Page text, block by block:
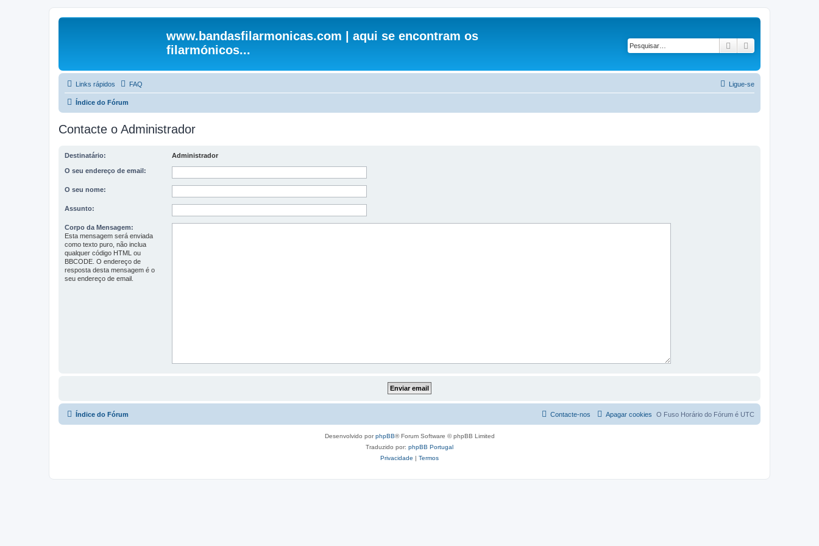
www.bandasfilarmonicas.com | aqui se encontram os
filarmónicos...
Pesquisar
Links rápidos FAQ Ligue-se
Índice do Fórum
Contacte o Administrador
Destinatário: Administrador
O seu endereço de email:
O seu nome:
Assunto:
Corpo da Mensagem:
Esta mensagem será enviada
como texto puro, não inclua
qualquer código HTML ou
BBCODE. O endereço de
resposta desta mensagem é o
seu endereço de email.
Índice do Fórum O Fuso Horário do Fórum é UTC
Apagar cookies
Contacte-nos
Desenvolvido porphpBB® Forum Software © phpBB Limited
Traduzido por: phpBB Portugal
Privacidade | Termos